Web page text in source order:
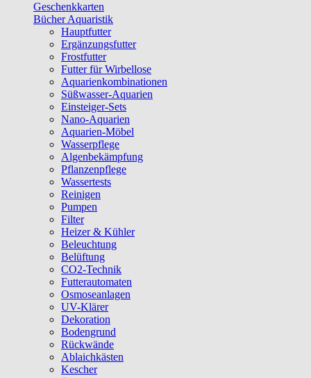
Geschenkkarten
Bücher Aquaristik
Hauptfutter
Ergänzungsfutter
Frostfutter
Futter für Wirbellose
Aquarienkombinationen
Süßwasser-Aquarien
Einsteiger-Sets
Nano-Aquarien
Aquarien-Möbel
Wasserpflege
Algenbekämpfung
Pflanzenpflege
Wassertests
Reinigen
Pumpen
Filter
Heizer & Kühler
Beleuchtung
Belüftung
CO2-Technik
Futterautomaten
Osmoseanlagen
UV-Klärer
Dekoration
Bodengrund
Rückwände
Ablaichkästen
Kescher